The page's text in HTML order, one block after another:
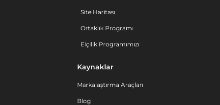
Site Haritası
Ortaklık Programı
Elçilik Programımızı
Kaynaklar
Markalaştırma Araçları
Blog